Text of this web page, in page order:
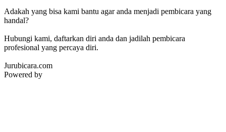
Adakah yang bisa kami bantu agar anda menjadi pembicara yang
handal?
Hubungi kami, daftarkan diri anda dan jadilah pembicara
profesional yang percaya diri.
Jurubicara.com
Powered by